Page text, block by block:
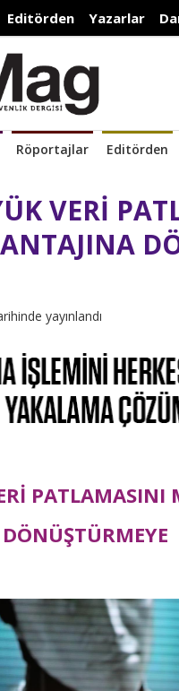
Editörden Yazarlar
Röportajlar Editörden
VERİ
yayınlandı